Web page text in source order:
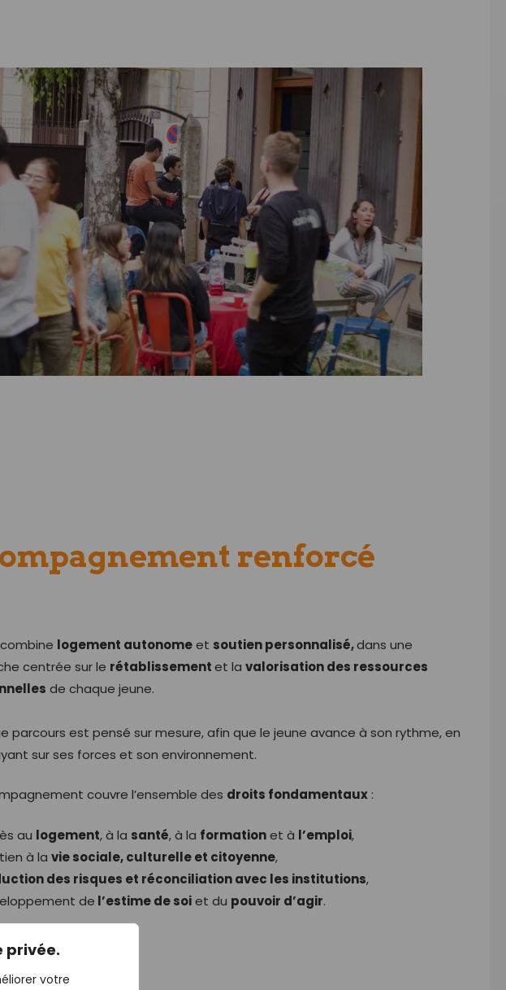
privée.
votre
renforcé
logement autonomeet soutien personnalisé,dans une
centrée sur le rétablissementet la valorisation des ressources
de chaque jeune.
parcours est pensé sur mesure, afin que le jeune avance à son rythme, en
sur ses forces et son environnement.
couvre l’ensemble des droits fondamentaux:
au logement, à la santé, à la formationet à l’emploi,
à la vie sociale, culturelle et citoyenne,
des risques et réconciliation avec les institutions,
de l’estime de soiet du pouvoir d’agir.